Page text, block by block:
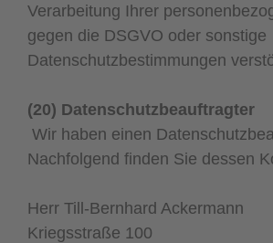
Verarbeitung Ihrer
gegen die DSGVO oder sonstige
Datenschutzbestimmungen
(20) Datenschutzbeauftragter
Wir haben einen
Nachfolgend finden Sie dessen
Herr Till-Bernhard Ackermann
Kriegsstraße 100